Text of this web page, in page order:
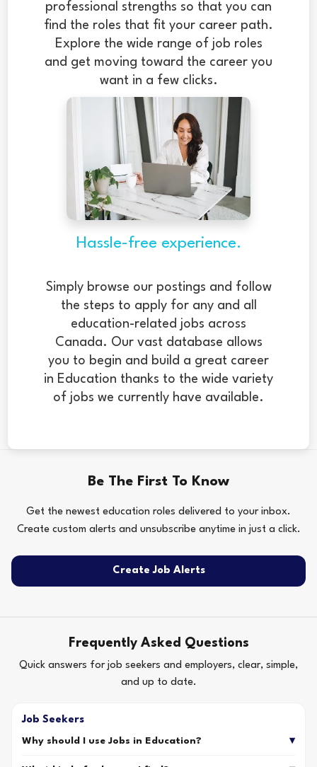
professional strengths so that you can
find the roles that fit your career path.
Explore the wide range of job roles
and get moving toward the career you
want in a few clicks.
Hassle-free experience.
Simply browse our postings and follow
the steps to apply for any and all
education-related jobs across
Canada. Our vast database allows
you to begin and build a great career
in Education thanks to the wide variety
of jobs we currently have available.
Be The First To Know
Get the newest education roles delivered to your inbox.
Create custom alerts and unsubscribe anytime in just a click.
Create Job Alerts
Frequently Asked Questions
Quick answers for job seekers and employers, clear, simple,
and up to date.
Job Seekers
Why should I use Jobs in Education?